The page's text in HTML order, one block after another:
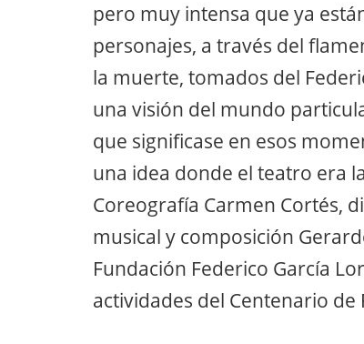
pero muy intensa que ya
personajes, a través del
la muerte, tomados del
una visión del mundo
que significase en esos
una idea donde el teatro era
Coreografía Carmen Cortés,
musical y composición
Fundación Federico García
actividades del Centenario